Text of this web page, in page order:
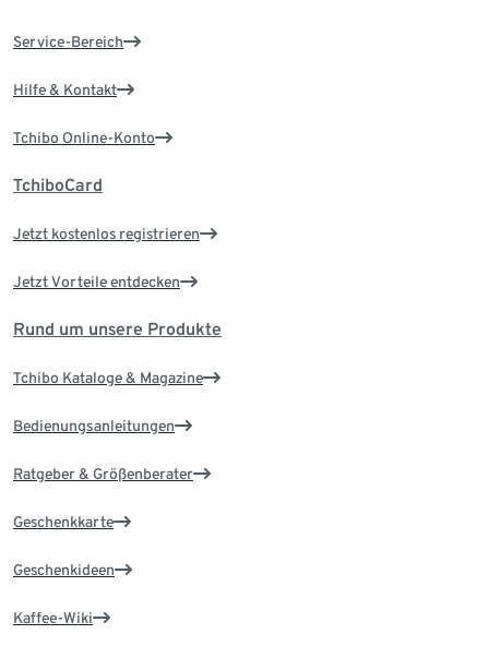
Service-Bereich
Hilfe & Kontakt
Tchibo Online-Konto
TchiboCard
Jetzt kostenlos registrieren
Jetzt Vorteile entdecken
Rund um unsere Produkte
Tchibo Kataloge & Magazine
Bedienungsanleitungen
Ratgeber & Größenberater
Geschenkkarte
Geschenkideen
Kaffee-Wiki